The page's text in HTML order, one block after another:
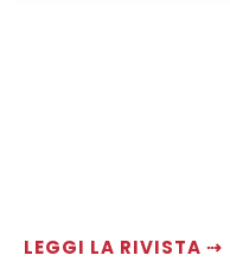
LEGGI LA RIVISTA ⇢